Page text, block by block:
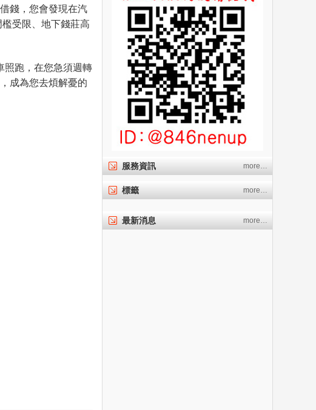
錢，您會發現在汽
受限、地下錢莊高
照跑，在您急須週轉
成為您去煩解憂的
服務資訊 more…
標籤 more…
最新消息 more…